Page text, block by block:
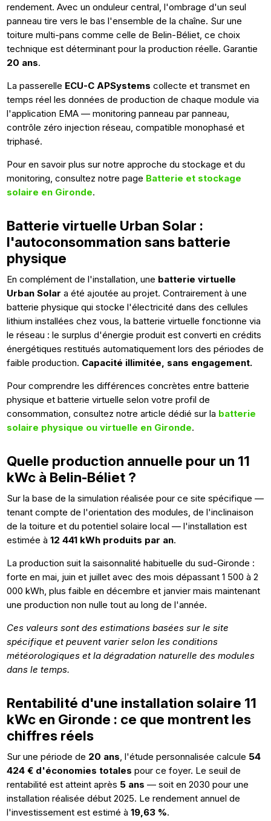
rendement. Avec un onduleur central, l'ombrage d'un seul
panneau tire vers le bas l'ensemble de la chaîne. Sur une
toiture multi-pans comme celle de Belin-Béliet, ce choix
technique est déterminant pour la production réelle. Garantie
20 ans.
La passerelle ECU-C APSystems collecte et transmet en
temps réel les données de production de chaque module via
l'application EMA — monitoring panneau par panneau,
contrôle zéro injection réseau, compatible monophasé et
triphasé.
Pour en savoir plus sur notre approche du stockage et du
monitoring, consultez notre page Batterie et stockage
solaire en Gironde.
Batterie virtuelle Urban Solar :
l'autoconsommation sans batterie
physique
En complément de l'installation, une batterie virtuelle
Urban Solar a été ajoutée au projet. Contrairement à une
batterie physique qui stocke l'électricité dans des cellules
lithium installées chez vous, la batterie virtuelle fonctionne via
le réseau : le surplus d'énergie produit est converti en crédits
énergétiques restitués automatiquement lors des périodes de
faible production. Capacité illimitée, sans engagement.
Pour comprendre les différences concrètes entre batterie
physique et batterie virtuelle selon votre profil de
consommation, consultez notre article dédié sur la batterie
solaire physique ou virtuelle en Gironde.
Quelle production annuelle pour un 11
kWc à Belin-Béliet ?
Sur la base de la simulation réalisée pour ce site spécifique —
tenant compte de l'orientation des modules, de l'inclinaison
de la toiture et du potentiel solaire local — l'installation est
estimée à12 441 kWh produits par an.
La production suit la saisonnalité habituelle du sud-Gironde :
forte en mai, juin et juillet avec des mois dépassant 1 500 à 2
000 kWh, plus faible en décembre et janvier mais maintenant
une production non nulle tout au long de l'année.
Ces valeurs sont des estimations basées sur le site
spécifique et peuvent varier selon les conditions
météorologiques et la dégradation naturelle des modules
dans le temps.
Rentabilité d'une installation solaire 11
kWc en Gironde : ce que montrent les
chiffres réels
Sur une période de 20 ans, l'étude personnalisée calcule 54
424 € d'économies totales pour ce foyer. Le seuil de
rentabilité est atteint après 5 ans — soit en 2030 pour une
installation réalisée début 2025. Le rendement annuel de
l'investissement est estimé à19,63 %.